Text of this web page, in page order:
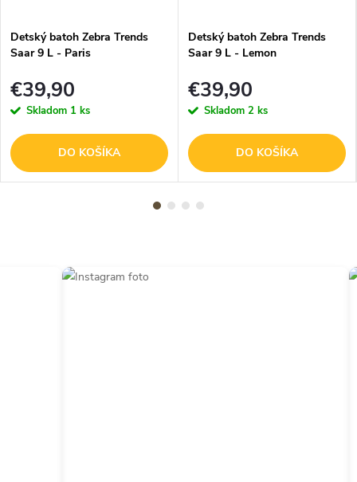
Detský batoh Zebra Trends
Saar 9 L - Paris
€39,90
Skladom 1 ks
DO KOŠÍKA
Detský batoh Zebra Trends
Saar 9 L - Lemon
€39,90
Skladom 2 ks
DO KOŠÍKA